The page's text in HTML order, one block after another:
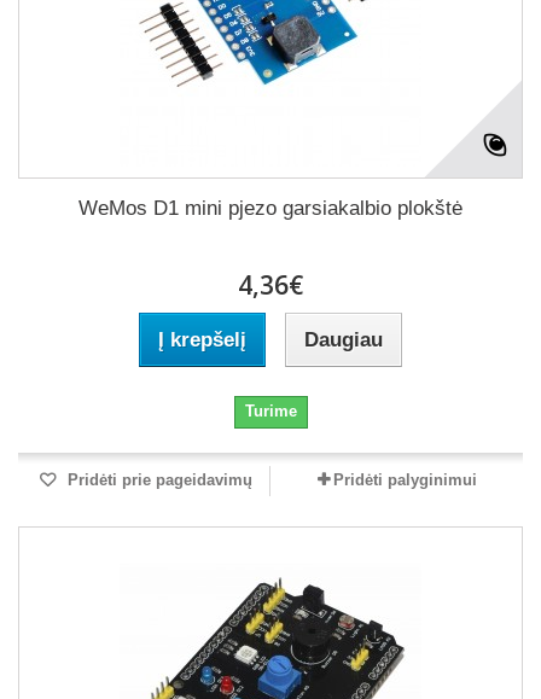
WeMos D1 mini pjezo garsiakalbio plokštė
4,36€
Į krepšelį Daugiau
Turime
Pridėti prie pageidavimų Pridėti palyginimui